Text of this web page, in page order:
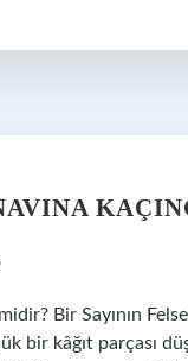
Bir Sayının
bir kâğıt parçası